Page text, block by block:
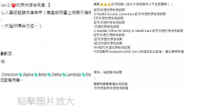
點擊圖片放大